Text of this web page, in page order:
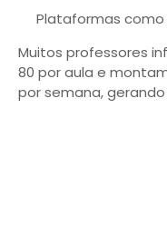
Plataformas como
Muitos professores
80 por aula e
por semana,